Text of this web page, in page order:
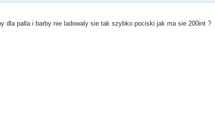
dla palla i barby nie ladowaly sie tak szybko pociski jak ma sie 200int ?